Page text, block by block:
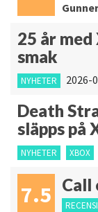
25 år
smak
NYHETER 2026-
Death
släpps på
NYHETER XBOX
7.5 Call